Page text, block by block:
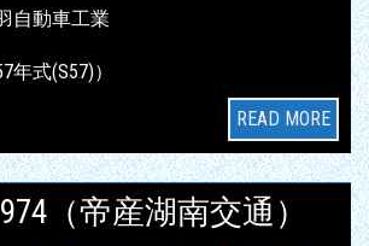
自動車工業
年式(S57)）
READ MORE
（帝産湖南交通）